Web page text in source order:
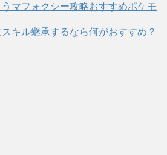
マフォクシー攻略おすすめポケモ
キル継承するなら何がおすすめ？